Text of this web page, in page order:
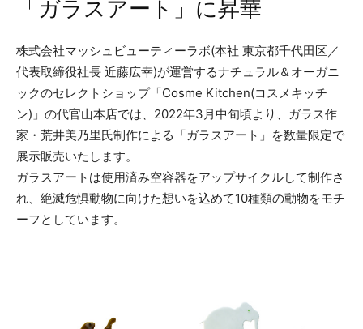
「ガラスアート」に昇華
株式会社マッシュビューティーラボ(本社 東京都千代田区／
代表取締役社長 近藤広幸)が運営するナチュラル＆オーガニ
ックのセレクトショップ「Cosme Kitchen(コスメキッチ
ン)」の代官山本店では、2022年3月中旬頃より、ガラス作
家・荒井美乃里氏制作による「ガラスアート」を数量限定で
展示販売いたします。
ガラスアートは使用済み空容器をアップサイクルして制作さ
れ、絶滅危惧動物に向けた想いを込めて10種類の動物をモチ
ーフとしています。